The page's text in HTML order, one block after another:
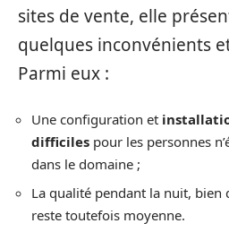
sites de vente, elle
quelques inconvénients
Parmi eux :
Une configuration et
difficiles pour les personnes
dans le domaine ;
La qualité pendant la nuit, bien
reste toutefois moyenne.